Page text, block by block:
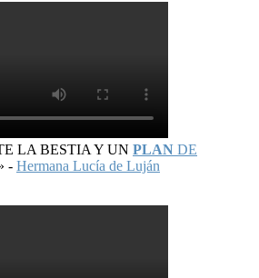
LA BESTIA Y UN PLAN DE
- Hermana Lucía de Luján